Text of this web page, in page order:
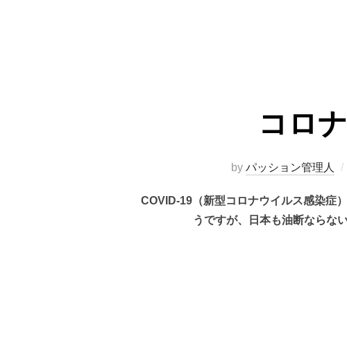
コロ
by パッション管理人
COVID-19（新型コロナウイルス感染症
うですが、日本も油断ならな